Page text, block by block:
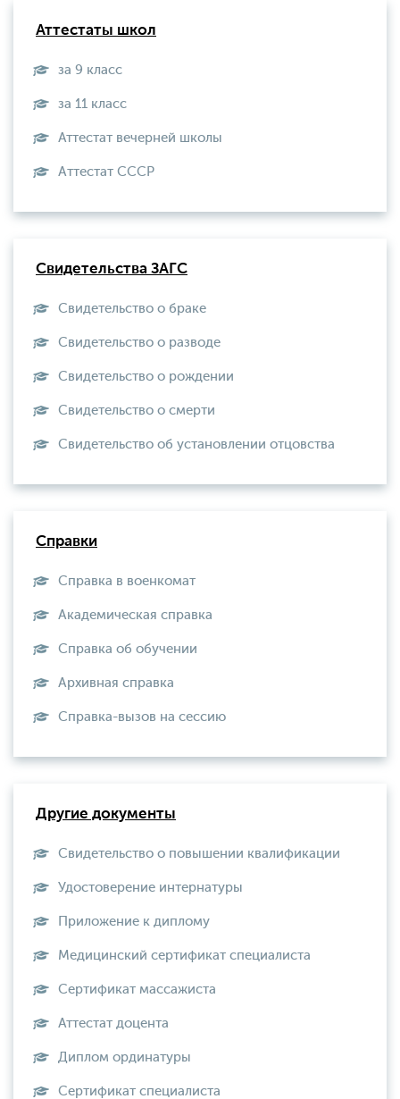
Аттестаты школ
за 9 класс
за 11 класс
Аттестат вечерней школы
Aттестат СССР
Свидетельства ЗАГС
Свидетельство о браке
Свидетельство о разводе
Свидетельство о рождении
Свидетельство о смерти
Свидетельство об установлении отцовства
Справки
Справка в военкомат
Академическая справка
Справка об обучении
Архивная справка
Справка-вызов на сессию
Другие документы
Свидетельство о повышении квалификации
Удостоверение интернатуры
Приложение к диплому
Медицинский сертификат специалиста
Сертификат массажиста
Аттестат доцента
Диплом ординатуры
Сертификат специалиста